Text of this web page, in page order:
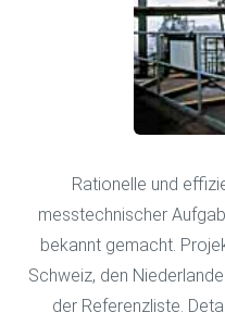
Rationelle und
messtechnischer
bekannt gemacht.
Schweiz, den
der Referenzliste.